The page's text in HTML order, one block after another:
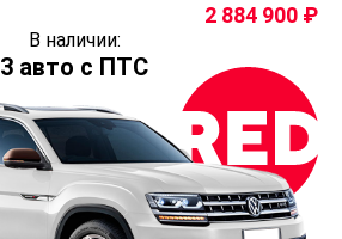
2 884 900
В наличии:
3 авто с ПТС